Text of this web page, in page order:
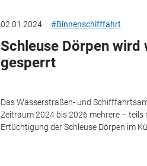
02.01.2024 #Binnenschifffahrt
Schleuse Dörpen wird
gesperrt
Das Wasserstraßen- und
Zeitraum 2024 bis 2026 mehrere –
Ertüchtigung der Schleuse Dörpen im